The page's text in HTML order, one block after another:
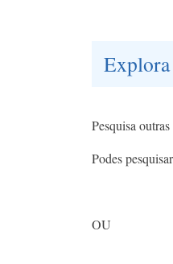
Explora
Pesquisa
Podes
OU​